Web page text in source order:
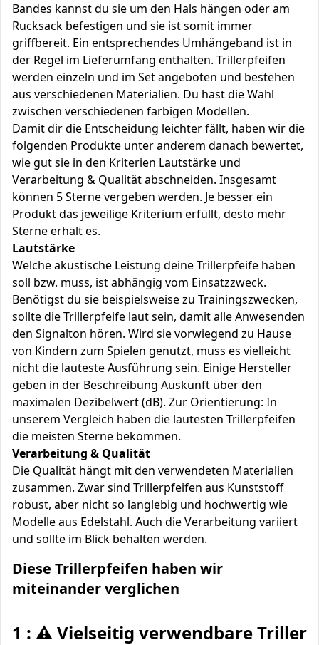
Bandes kannst du sie um den Hals hängen oder am
Rucksack befestigen und sie ist somit immer
griffbereit. Ein entsprechendes Umhängeband ist in
der Regel im Lieferumfang enthalten. Trillerpfeifen
werden einzeln und im Set angeboten und bestehen
aus verschiedenen Materialien. Du hast die Wahl
zwischen verschiedenen farbigen Modellen.
Damit dir die Entscheidung leichter fällt, haben wir die
folgenden Produkte unter anderem danach bewertet,
wie gut sie in den Kriterien Lautstärke und
Verarbeitung & Qualität abschneiden. Insgesamt
können 5 Sterne vergeben werden. Je besser ein
Produkt das jeweilige Kriterium erfüllt, desto mehr
Sterne erhält es.
Lautstärke
Welche akustische Leistung deine Trillerpfeife haben
soll bzw. muss, ist abhängig vom Einsatzzweck.
Benötigst du sie beispielsweise zu Trainingszwecken,
sollte die Trillerpfeife laut sein, damit alle Anwesenden
den Signalton hören. Wird sie vorwiegend zu Hause
von Kindern zum Spielen genutzt, muss es vielleicht
nicht die lauteste Ausführung sein. Einige Hersteller
geben in der Beschreibung Auskunft über den
maximalen Dezibelwert (dB). Zur Orientierung: In
unserem Vergleich haben die lautesten Trillerpfeifen
die meisten Sterne bekommen.
Verarbeitung & Qualität
Die Qualität hängt mit den verwendeten Materialien
zusammen. Zwar sind Trillerpfeifen aus Kunststoff
robust, aber nicht so langlebig und hochwertig wie
Modelle aus Edelstahl. Auch die Verarbeitung variiert
und sollte im Blick behalten werden.
Diese Trillerpfeifen haben wir
miteinander verglichen
1 : ⚠️ Vielseitig verwendbare